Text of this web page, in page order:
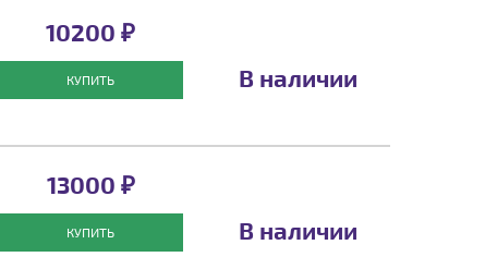
10200 ₽
КУПИТЬ В наличии
13000 ₽
КУПИТЬ В наличии